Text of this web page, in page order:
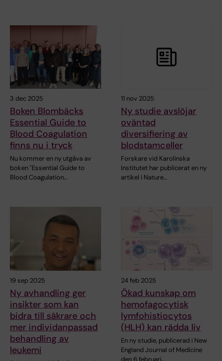
3 dec 2025
Boken Blombäcks
Essential Guide to
Blood Coagulation
finns nu i tryck
Nu kommer en ny utgåva av
boken "Essential Guide to
Blood Coagulation…
11 nov 2025
Ny studie avslöjar
oväntad
diversifiering av
blodstamceller
Forskare vid Karolinska
Institutet har publicerat en ny
artikel i Nature…
19 sep 2025
Ny avhandling ger
insikter som kan
bidra till säkrare och
mer individanpassad
behandling av
leukemi
24 feb 2025
Ökad kunskap om
hemofagocytisk
lymfohistiocytos
(HLH) kan rädda liv
En ny studie, publicerad i New
England Journal of Medicine